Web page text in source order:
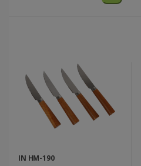
IN HM-190